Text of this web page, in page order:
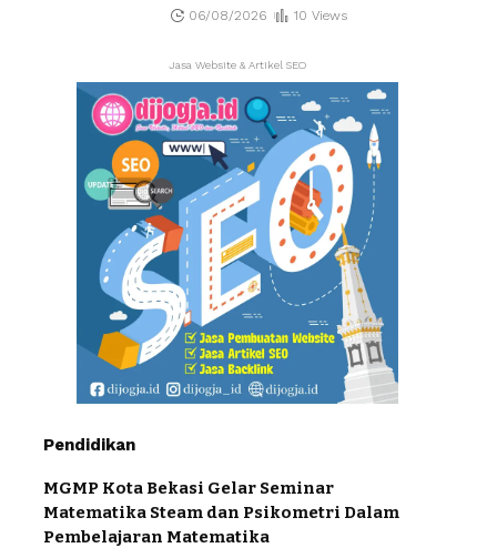
06/08/2026 10 Views
Jasa Website & Artikel SEO
Pendidikan
MGMP Kota Bekasi Gelar Seminar
Matematika Steam dan Psikometri Dalam
Pembelajaran Matematika